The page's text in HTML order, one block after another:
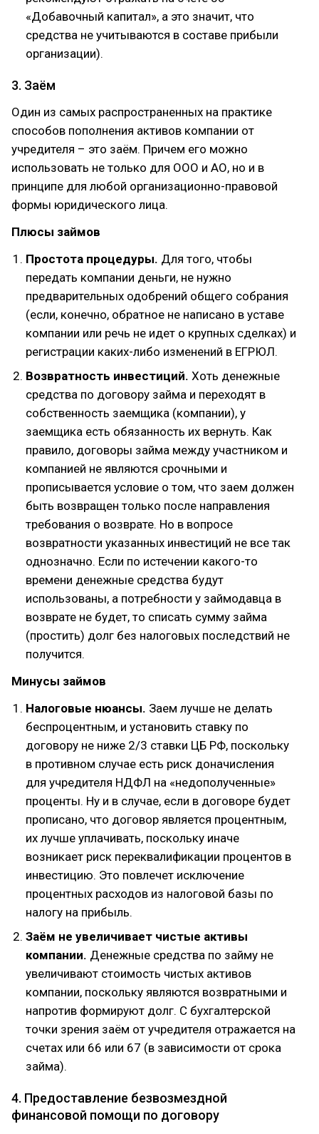
«Добавочный капитал», а это значит, что
средства не учитываются в составе прибыли
организации).
3. Заём
Один из самых распространенных на практике
способов пополнения активов компании от
учредителя – это заём. Причем его можно
использовать не только для ООО и АО, но и в
принципе для любой организационно-правовой
формы юридического лица.
Плюсы займов
Простота процедуры. Для того, чтобы
передать компании деньги, не нужно
предварительных одобрений общего собрания
(если, конечно, обратное не написано в уставе
компании или речь не идет о крупных сделках) и
регистрации каких-либо изменений в ЕГРЮЛ.
Возвратность инвестиций. Хоть денежные
средства по договору займа и переходят в
собственность заемщика (компании), у
заемщика есть обязанность их вернуть. Как
правило, договоры займа между участником и
компанией не являются срочными и
прописывается условие о том, что заем должен
быть возвращен только после направления
требования о возврате. Но в вопросе
возвратности указанных инвестиций не все так
однозначно. Если по истечении какого-то
времени денежные средства будут
использованы, а потребности у займодавца в
возврате не будет, то списать сумму займа
(простить) долг без налоговых последствий не
получится.
Минусы займов
Налоговые нюансы. Заем лучше не делать
беспроцентным, и установить ставку по
договору не ниже 2/3 ставки ЦБ РФ, поскольку
в противном случае есть риск доначисления
для учредителя НДФЛ на «недополученные»
проценты. Ну и в случае, если в договоре будет
прописано, что договор является процентным,
их лучше уплачивать, поскольку иначе
возникает риск переквалификации процентов в
инвестицию. Это повлечет исключение
процентных расходов из налоговой базы по
налогу на прибыль.
Заём не увеличивает чистые активы
компании. Денежные средства по займу не
увеличивают стоимость чистых активов
компании, поскольку являются возвратными и
напротив формируют долг. С бухгалтерской
точки зрения заём от учредителя отражается на
счетах или 66 или 67 (в зависимости от срока
займа).
4. Предоставление безвозмездной
финансовой помощи по договору